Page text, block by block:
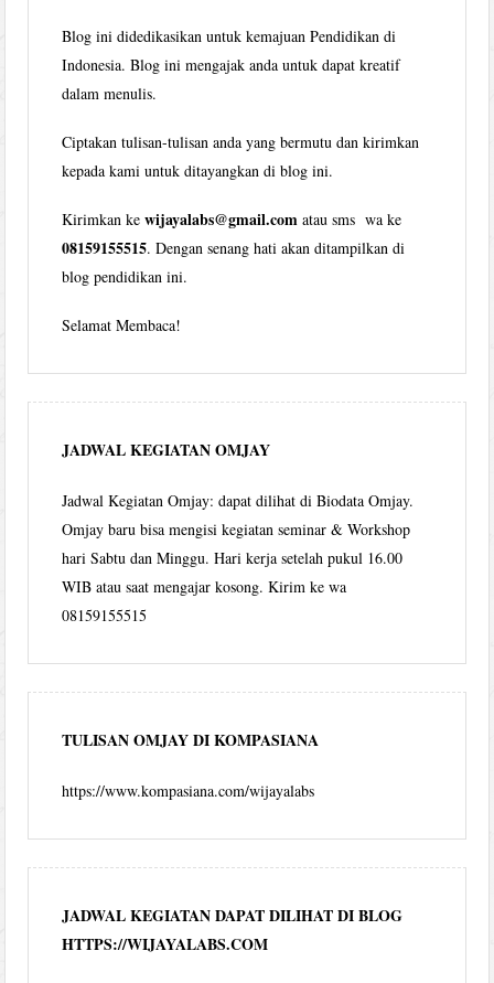
Blog ini didedikasikan untuk kemajuan Pendidikan di
Indonesia. Blog ini mengajak anda untuk dapat kreatif
dalam menulis.
Ciptakan tulisan-tulisan anda yang bermutu dan kirimkan
kepada kami untuk ditayangkan di blog ini.
Kirimkan kewijayalabs@gmail.com atau sms wa ke
08159155515. Dengan senang hati akan ditampilkan di
blog pendidikan ini.
Selamat Membaca!
JADWAL KEGIATAN OMJAY
Jadwal Kegiatan Omjay: dapat dilihat di Biodata Omjay.
Omjay baru bisa mengisi kegiatan seminar & Workshop
hari Sabtu dan Minggu. Hari kerja setelah pukul 16.00
WIB atau saat mengajar kosong. Kirim ke wa
08159155515
TULISAN OMJAY DI KOMPASIANA
https://www.kompasiana.com/wijayalabs
JADWAL KEGIATAN DAPAT DILIHAT DI BLOG
HTTPS://WIJAYALABS.COM